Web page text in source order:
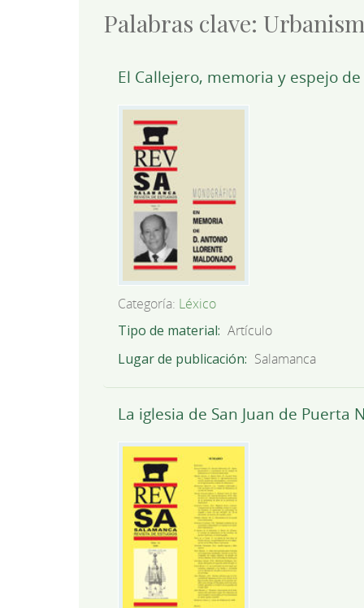
Palabras clave:
El Callejero, memoria y espejo
Categoría: Léxico
Tipo de material Artículo
Lugar de publicación
Salamanca
La iglesia de San Juan de